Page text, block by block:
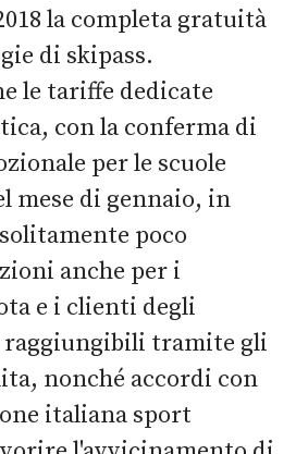
la completa gratuità
di skipass.
le tariffe dedicate
con la conferma di
per le scuole
mese di gennaio, in
poco
anche per i
e i clienti degli
raggiungibili tramite gli
nonché accordi con
italiana sport